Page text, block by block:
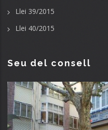
Llei 39/2015
Llei 40/2015
Seu del consell